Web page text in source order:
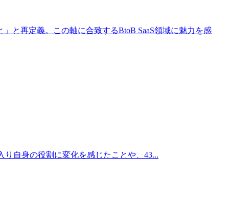
と再定義。この軸に合致するBtoB SaaS領域に魅力を感
り自身の役割に変化を感じたことや、43...